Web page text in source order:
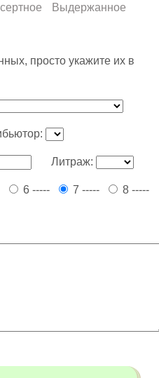
Выдержанное
просто укажите их в
Литраж:
6 ----- 7 -----
8 -----